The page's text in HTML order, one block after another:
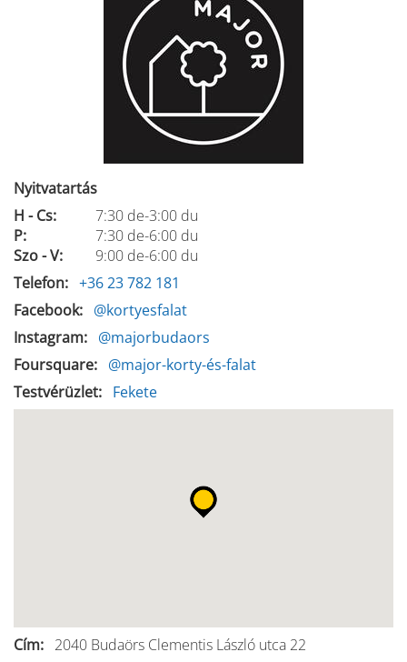
Nyitvatartás
H - Cs:
7:30 de-3:00 du
P:
7:30 de-6:00 du
Szo - V:
9:00 de-6:00 du
Telefon
+36 23 782 181
Facebook
@kortyesfalat
Instagram
@majorbudaors
Foursquare
@major-korty-és-falat
Testvérüzlet
Fekete
Cím 2040 Budaörs Clementis László utca 22